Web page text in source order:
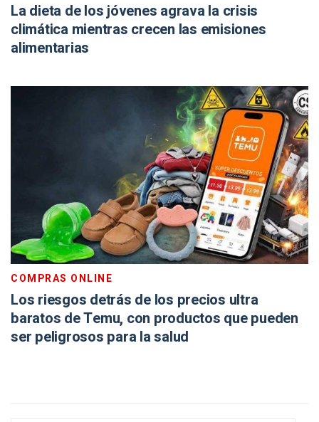
La dieta de los jóvenes agrava la crisis
climática mientras crecen las emisiones
alimentarias
COMPRAS ONLINE
Los riesgos detrás de los precios ultra
baratos de Temu, con productos que pueden
ser peligrosos para la salud